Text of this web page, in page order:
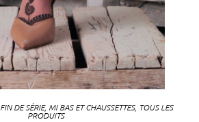
FIN DE SÉRIE, MI BAS ET CHAUSSETTES, TOUS LES
PRODUITS